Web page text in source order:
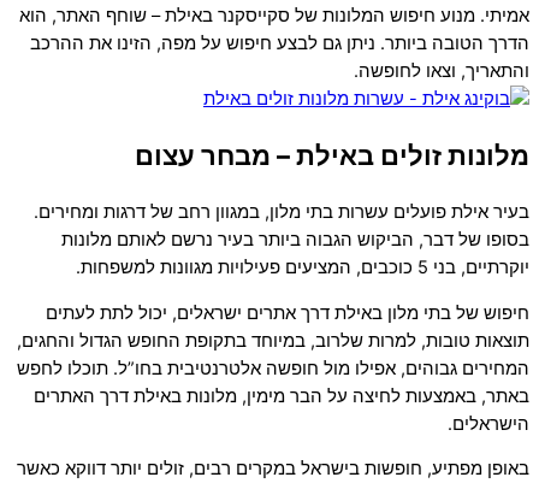
אמיתי. מנוע חיפוש המלונות של סקייסקנר באילת – שוחף האתר, הוא
הדרך הטובה ביותר. ניתן גם לבצע חיפוש על מפה, הזינו את ההרכב
והתאריך, וצאו לחופשה.
מלונות זולים באילת – מבחר עצום
בעיר אילת פועלים עשרות בתי מלון, במגוון רחב של דרגות ומחירים.
בסופו של דבר, הביקוש הגבוה ביותר בעיר נרשם לאותם מלונות
יוקרתיים, בני 5 כוכבים, המציעים פעילויות מגוונות למשפחות.
חיפוש של בתי מלון באילת דרך אתרים ישראלים, יכול לתת לעתים
תוצאות טובות, למרות שלרוב, במיוחד בתקופת החופש הגדול והחגים,
המחירים גבוהים, אפילו מול חופשה אלטרנטיבית בחו”ל. תוכלו לחפש
באתר, באמצעות לחיצה על הבר מימין, מלונות באילת דרך האתרים
הישראלים.
באופן מפתיע, חופשות בישראל במקרים רבים, זולים יותר דווקא כאשר